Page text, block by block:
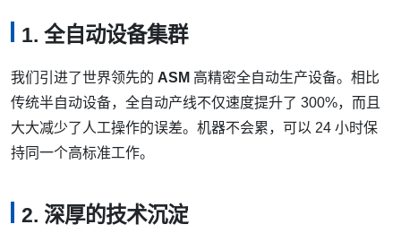
1. 全自动设备集群
我们引进了世界领先的 ASM 高精密全自动生产设备。相比
传统半自动设备，全自动产线不仅速度提升了 300%，而且
大大减少了人工操作的误差。机器不会累，可以 24 小时保
持同一个高标准工作。
2. 深厚的技术沉淀